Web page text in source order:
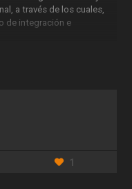
a través de los cuales,
de integración e
creando diferentes
de objetos,
1